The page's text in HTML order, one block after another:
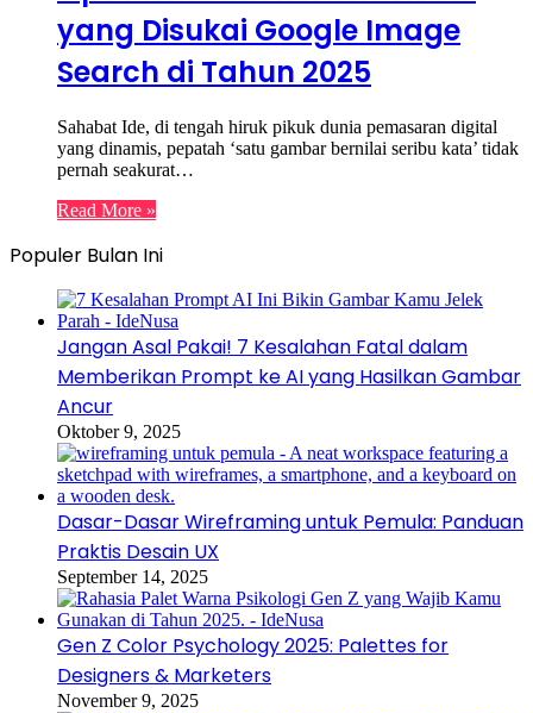
yang Disukai Google Image
Search di Tahun 2025
Sahabat Ide, di tengah hiruk pikuk dunia pemasaran digital
yang dinamis, pepatah ‘satu gambar bernilai seribu kata’ tidak
pernah seakurat…
Read More »
Populer Bulan Ini
Jangan Asal Pakai! 7 Kesalahan Fatal dalam
Memberikan Prompt ke AI yang Hasilkan Gambar
Ancur
Oktober 9, 2025
Dasar-Dasar Wireframing untuk Pemula: Panduan
Praktis Desain UX
September 14, 2025
Gen Z Color Psychology 2025: Palettes for
Designers & Marketers
November 9, 2025